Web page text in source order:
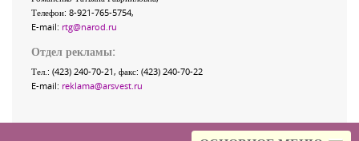
Телефон: 8-921-765-5754,
E-mail: rtg@narod.ru
Отдел рекламы:
Тел.: (423) 240-70-21, факс: (423) 240-70-22
E-mail: reklama@arsvest.ru